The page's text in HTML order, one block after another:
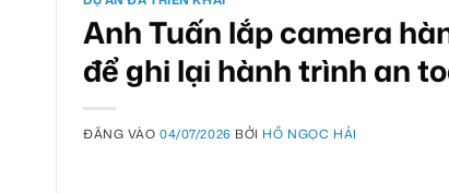
Anh Tuấn lắp camera
để ghi lại hành trình an
ĐĂNG VÀO04/07/2026 BỞI HỒ NGỌC HẢI